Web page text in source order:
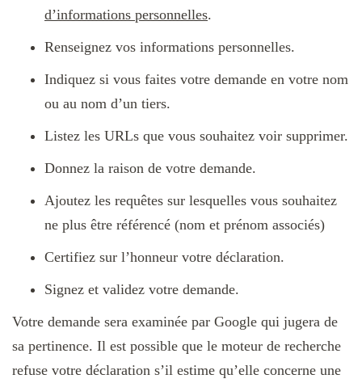
d’informations personnelles.
Renseignez vos informations personnelles.
Indiquez si vous faites votre demande en votre nom
ou au nom d’un tiers.
Listez les URLs que vous souhaitez voir supprimer.
Donnez la raison de votre demande.
Ajoutez les requêtes sur lesquelles vous souhaitez
ne plus être référencé (nom et prénom associés)
Certifiez sur l’honneur votre déclaration.
Signez et validez votre demande.
Votre demande sera examinée par Google qui jugera de
sa pertinence. Il est possible que le moteur de recherche
refuse votre déclaration s’il estime qu’elle concerne une